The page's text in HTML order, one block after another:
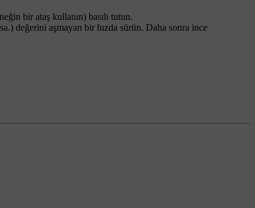
bir ataş kullanın) basılı tutun.
) değerini aşmayan bir hızda sürün. Daha sonra ince